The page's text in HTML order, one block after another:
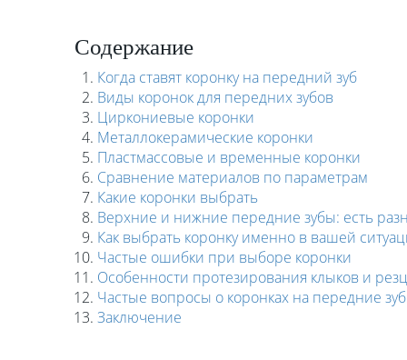
Содержание
Когда ставят коронку на передний зуб
Виды коронок для передних зубов
Циркониевые коронки
Металлокерамические коронки
Пластмассовые и временные коронки
Сравнение материалов по параметрам
Какие коронки выбрать
Верхние и нижние передние зубы: есть
Как выбрать коронку именно в вашей
Частые ошибки при выборе коронки
Особенности протезирования клыков и
Частые вопросы о коронках на передние
Заключение